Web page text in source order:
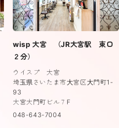
wisp 大宮 （JR大宮駅 東口
２分）
ウイスプ 大宮
埼玉県さいたま市大宮区大門町1-
93
大宮大門町ビル７F
048-643-7004